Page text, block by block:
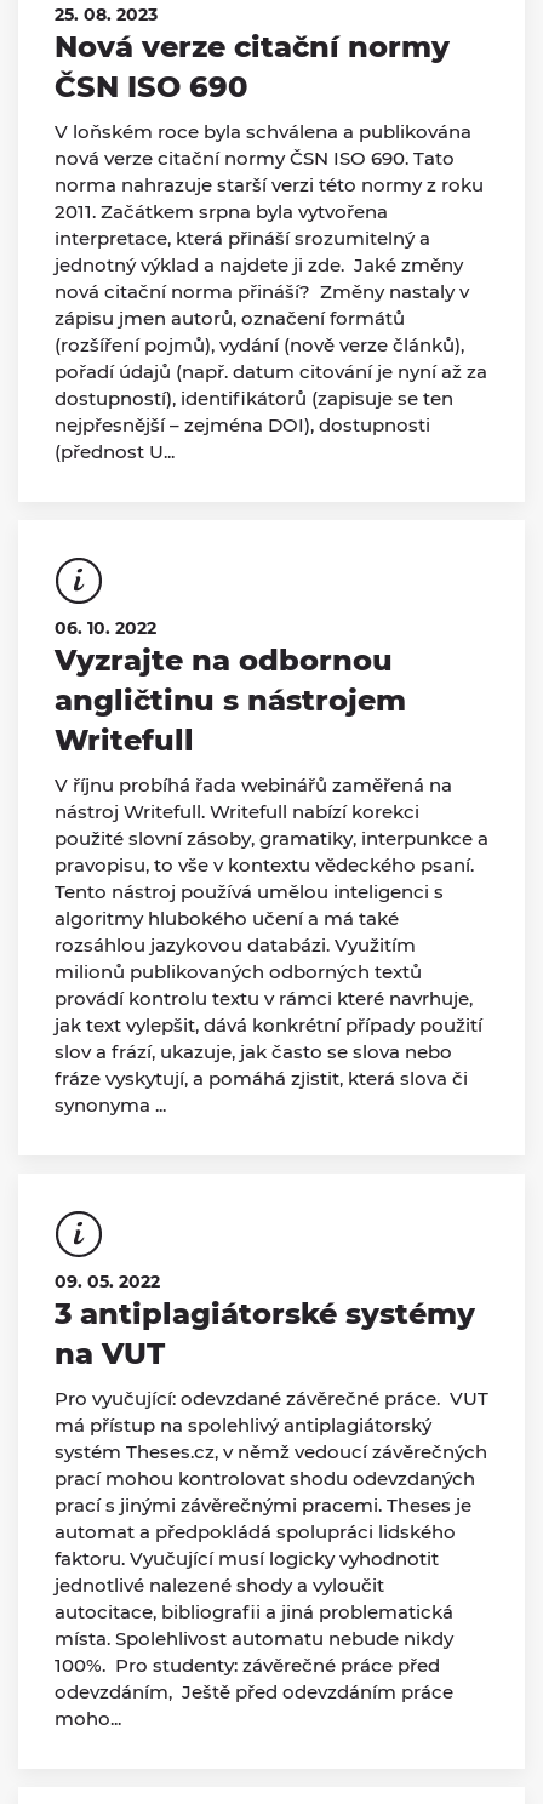
25. 08. 2023
Nová verze citační normy
ČSN ISO 690
V loňském roce byla schválena a publikována
nová verze citační normy ČSN ISO 690. Tato
norma nahrazuje starší verzi této normy z roku
2011. Začátkem srpna byla vytvořena
interpretace, která přináší srozumitelný a
jednotný výklad a najdete ji zde. Jaké změny
nová citační norma přináší? Změny nastaly v
zápisu jmen autorů, označení formátů
(rozšíření pojmů), vydání (nově verze článků),
pořadí údajů (např. datum citování je nyní až za
dostupností), identifikátorů (zapisuje se ten
nejpřesnější – zejména DOI), dostupnosti
(přednost U...
06. 10. 2022
Vyzrajte na odbornou
angličtinu s nástrojem
Writefull
V říjnu probíhá řada webinářů zaměřená na
nástroj Writefull. Writefull nabízí korekci
použité slovní zásoby, gramatiky, interpunkce a
pravopisu, to vše v kontextu vědeckého psaní.
Tento nástroj používá umělou inteligenci s
algoritmy hlubokého učení a má také
rozsáhlou jazykovou databázi. Využitím
milionů publikovaných odborných textů
provádí kontrolu textu v rámci které navrhuje,
jak text vylepšit, dává konkrétní případy použití
slov a frází, ukazuje, jak často se slova nebo
fráze vyskytují, a pomáhá zjistit, která slova či
synonyma ...
09. 05. 2022
3 antiplagiátorské systémy
na VUT
Pro vyučující: odevzdané závěrečné práce. VUT
má přístup na spolehlivý antiplagiátorský
systém Theses.cz, v němž vedoucí závěrečných
prací mohou kontrolovat shodu odevzdaných
prací s jinými závěrečnými pracemi. Theses je
automat a předpokládá spolupráci lidského
faktoru. Vyučující musí logicky vyhodnotit
jednotlivé nalezené shody a vyloučit
autocitace, bibliografii a jiná problematická
místa. Spolehlivost automatu nebude nikdy
100%. Pro studenty: závěrečné práce před
odevzdáním, Ještě před odevzdáním práce
moho...